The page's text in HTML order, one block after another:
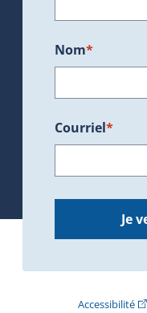
Nom*
Courriel*
Je
Accessibilité